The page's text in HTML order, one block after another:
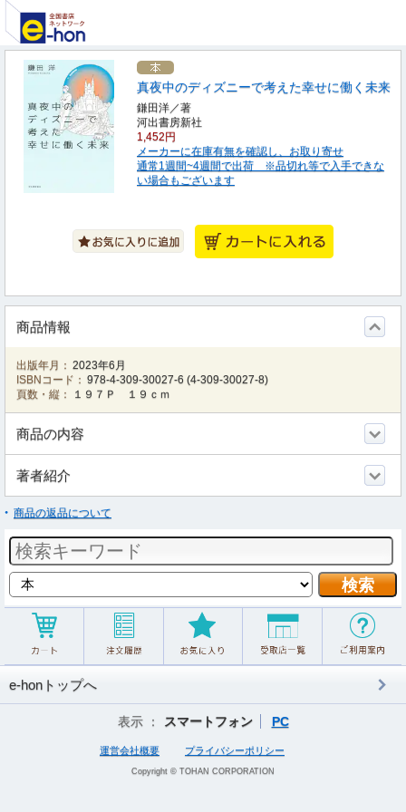
真夜中のディズニーで考えた幸せに働く未来
鎌田洋／著
河出書房新社
1,452円
メーカーに在庫有無を確認し、お取り寄せ
通常1週間~4週間で出荷 ※品切れ等で入手できな
い場合もございます
商品情報
出版年月： 2023年6月
ISBNコード： 978-4-309-30027-6 (4-309-30027-8)
頁数・縦：
１９７Ｐ １９ｃｍ
商品の内容
著者紹介
商品の返品について
e-honトップへ
表示 ： スマートフォン PC
運営会社概要 プライバシーポリシー
Copyright © TOHAN CORPORATION